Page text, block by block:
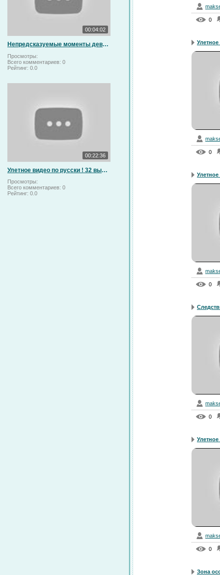
00:04:02
Непредсказуемые моменты девушек за рулем
Просмотры:
Всего комментариев: 0
Рейтинг: 0.0
00:22:36
Улетное видео по русски ! 32 выпуск 1 сезон (HD)
Просмотры:
Всего комментариев: 0
Рейтинг: 0.0
0
0
0
0
0
Зона